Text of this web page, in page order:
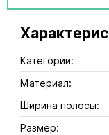
Категории:
Материал:
Ширина полосы:
Размер: